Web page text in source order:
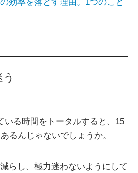
いる時間をトータルすると、15
るんじゃないでしょうか。
らし、極力迷わないようにして